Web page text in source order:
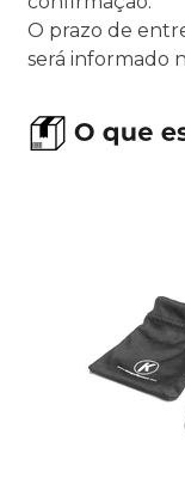
O prazo de
será informado